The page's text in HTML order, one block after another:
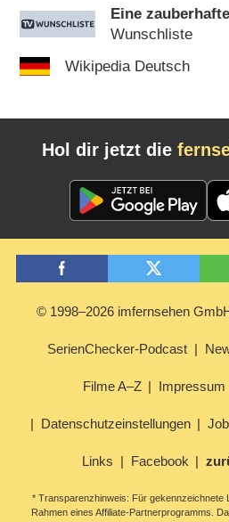
Eine
Wunschliste
Wikipedia Deutsch
Hol dir jetzt die
© 1998–2026 imfernsehen
SerienChecker-Podcast
Filme A–Z Impressum
Datenschutzeinstellungen
Links Facebook
* Transparenzhinweis: Für gekennzeichnete
Rahmen eines Affiliate-Partnerprogramms.